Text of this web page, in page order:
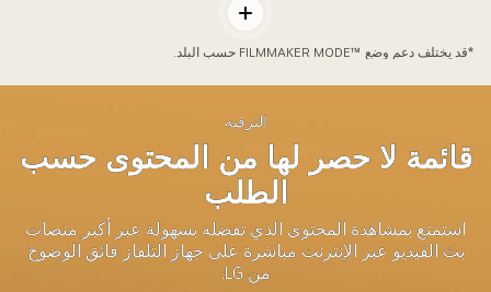
شعار
(يعمل
التبديل
بين
*قد يختلف دعم وضع ™FILMMAKER MODE حسب البلد.
الترفيه
قائمة لا حصر لها من المحتوى حسب
الطلب
استمتع بمشاهدة المحتوى الذي تفضله بسهولة عبر أكبر منصات
بث الفيديو عبر الإنترنت مباشرة على جهاز التلفاز فائق الوضوح
من LG.